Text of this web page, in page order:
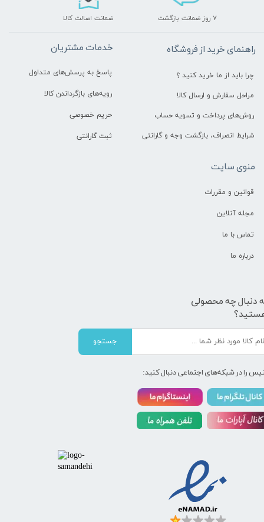
۷ روز ضمانت بازگشت ضمانت اصالت کالا
راهنمای خرید از فروشگاه
چرا باید از ما خرید کنید ؟
مراحل سفارش و ارسال کالا
روش‌های پرداخت و تسویه حساب
شرایط انصراف، بازگشت وجه و گارانتی
خدمات مشتریان
پاسخ به پرسش‌های متداول
رویه‌های بازگرداندن کالا
حریم خصوصی
ثبت گارانتی
منوی سایت
قوانین و مقررات
مجله آنلاین
تماس با ما
درباره ما
دنبال چه محصولی
جستجو
را در شبکه‌های اجتماعی دنبال کنید: